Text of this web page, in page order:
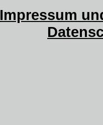
Impressum